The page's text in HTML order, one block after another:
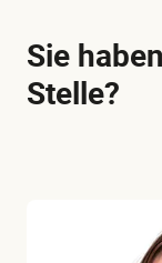
Sie
Stelle?